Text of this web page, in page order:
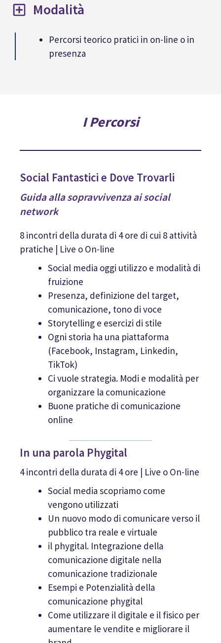
Modalità
Percorsi teorico pratici in on-line o in
presenza
I Percorsi
Social Fantastici e Dove Trovarli
Guida alla sopravvivenza ai social
network
8 incontri della durata di 4 ore di cui 8 attività
pratiche | Live o On-line
Social media oggi utilizzo e modalità di
fruizione
Presenza, definizione del target,
comunicazione, tono di voce
Storytelling e esercizi di stile
Ogni storia ha una piattaforma
(Facebook, Instagram, Linkedin,
TikTok)
Ci vuole strategia. Modi e modalità per
organizzare la comunicazione
Buone pratiche di comunicazione
online
In una parola Phygital
4 incontri della durata di 4 ore | Live o On-line
Social media scopriamo come
vengono utilizzati
Un nuovo modo di comunicare verso il
pubblico tra reale e virtuale
il phygital. Integrazione della
comunicazione digitale nella
comunicazione tradizionale
Esempi e Potenzialità della
comunicazione phygital
Come utilizzare il digitale e il fisico per
aumentare le vendite e migliorare il